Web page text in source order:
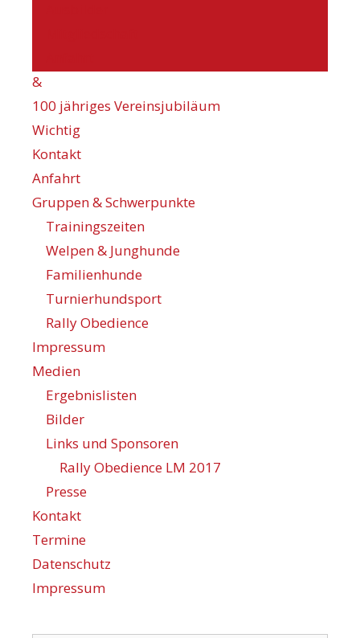
&
100 jähriges Vereinsjubiläum
Wichtig
Kontakt
Anfahrt
Gruppen & Schwerpunkte
Trainingszeiten
Welpen & Junghunde
Familienhunde
Turnierhundsport
Rally Obedience
Impressum
Medien
Ergebnislisten
Bilder
Links und Sponsoren
Rally Obedience LM 2017
Presse
Kontakt
Termine
Datenschutz
Impressum